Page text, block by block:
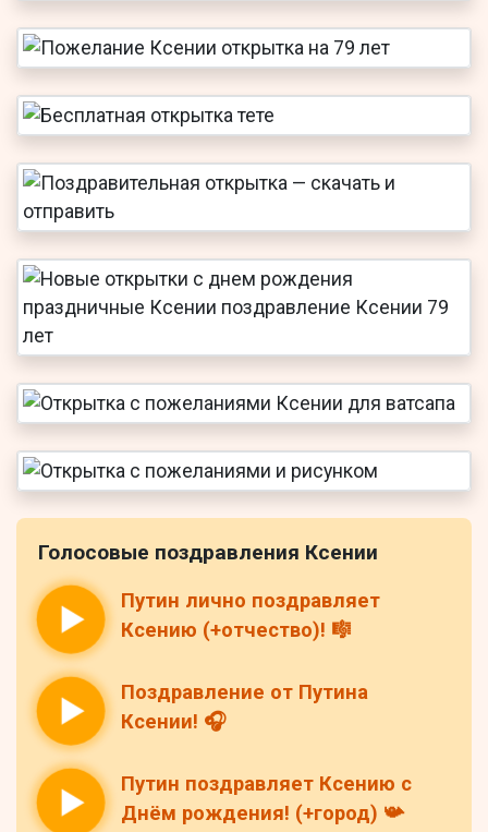
Голосовые поздравления Ксении
Путин лично поздравляет
Ксению (+отчество)! 🎼
Поздравление от Путина
Ксении! 🎧
Путин поздравляет Ксению с
Днём рождения! (+город) 📯